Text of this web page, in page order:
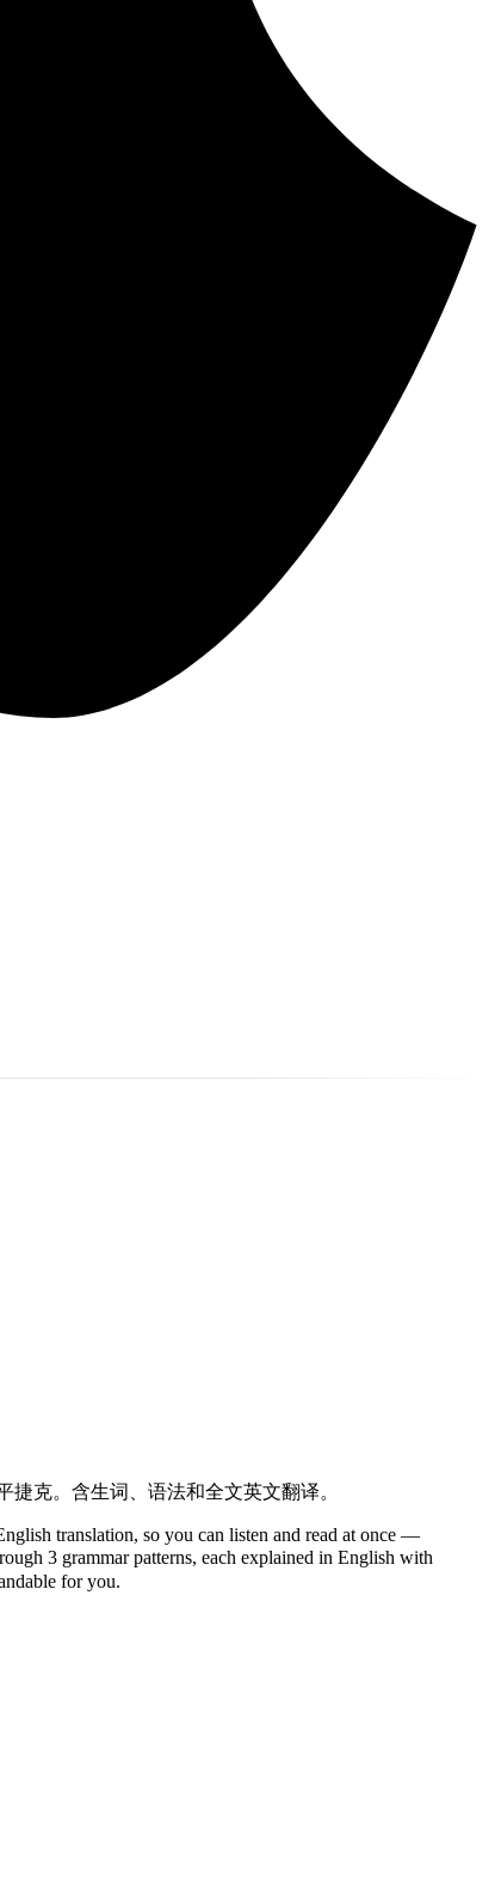
克。含生词、语法和全文英文翻译。
translation, so you can listen and read at once —
3 grammar patterns, each explained in English with
for you.